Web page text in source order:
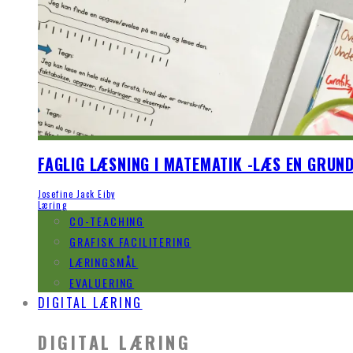
FAGLIG LÆSNING I MATEMATIK -LÆS EN
Josefine Jack Eiby
Læring
CO-TEACHING
GRAFISK FACILITERING
LÆRINGSMÅL
EVALUERING
DIGITAL LÆRING
DIGITAL LÆRING